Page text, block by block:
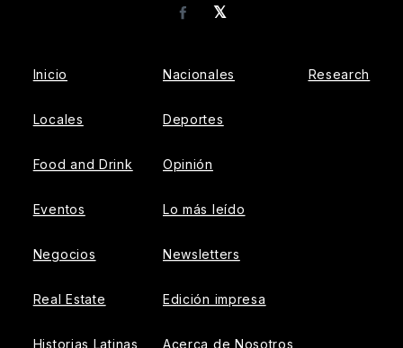
𝕏
Facebook
Inicio
Locales
Food and Drink
Eventos
Negocios
Real Estate
Historias Latinas
Nacionales
Deportes
Opinión
Lo más leído
Newsletters
Edición impresa
Acerca de Nosotros
Research